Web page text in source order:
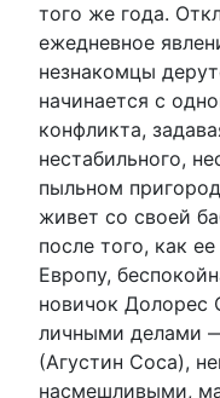
того же года.
ежедневное
незнакомцы
начинается с
конфликта,
нестабильного,
пыльном
живет со своей
после того, как
Европу,
новичок Долорес
личными делами
(Агустин Соса),
насмешливыми,